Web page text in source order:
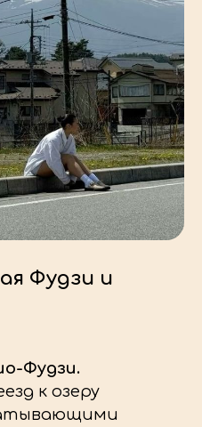
Фудзи и
Фудзи.
к озеру